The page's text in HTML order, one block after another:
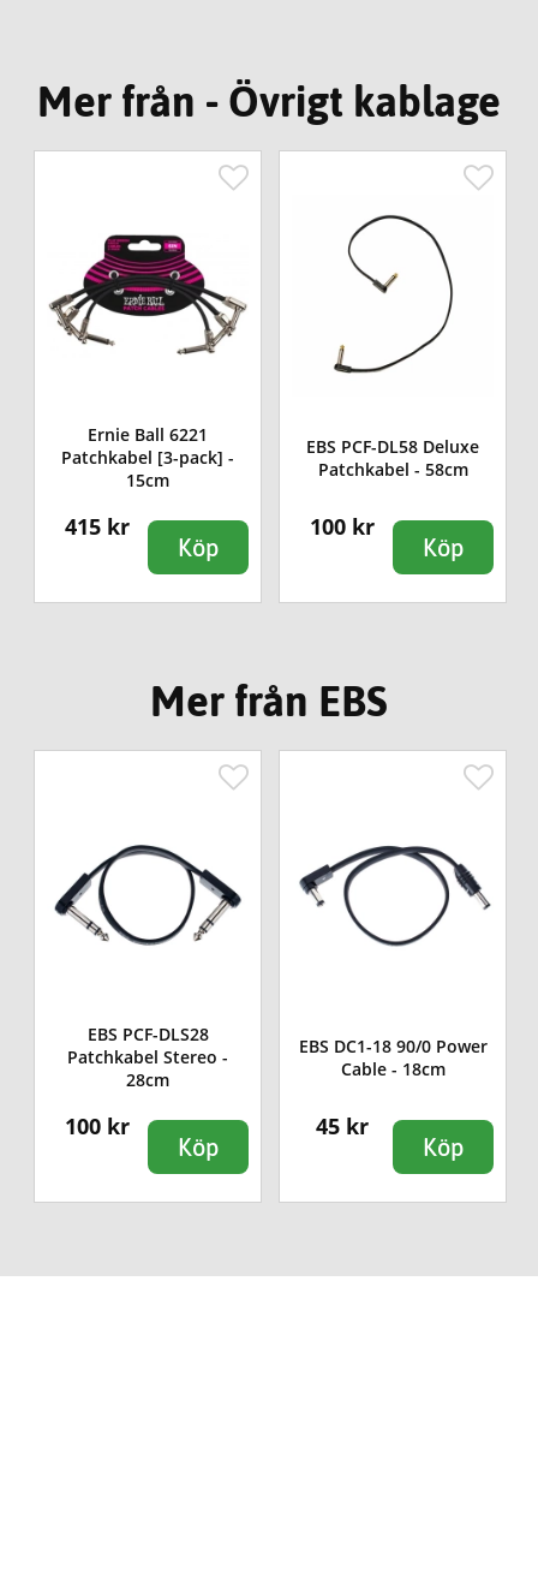
Mer från - Övrigt kablage
Ernie Ball 6221
Patchkabel [3-pack] -
15cm
415 kr
Köp
EBS PCF-DL58 Deluxe
Patchkabel - 58cm
100 kr
Köp
Mer från EBS
EBS PCF-DLS28
Patchkabel Stereo -
28cm
100 kr
Köp
EBS DC1-18 90/0 Power
Cable - 18cm
45 kr
Köp